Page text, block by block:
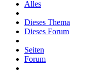
Alles
Dieses Thema
Dieses Forum
Seiten
Forum